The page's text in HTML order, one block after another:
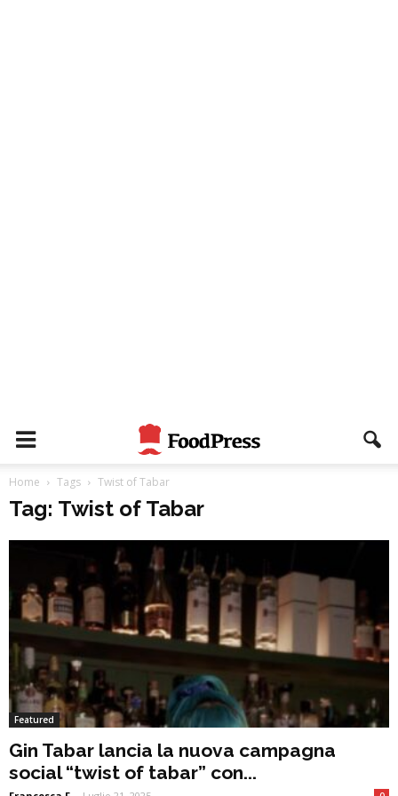
Home Tags Twist of Tabar
Tag: Twist of Tabar
Featured
Gin Tabar lancia la nuova campagna
social “twist of tabar” con...